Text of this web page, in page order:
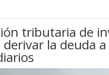
tributaria de
la deuda